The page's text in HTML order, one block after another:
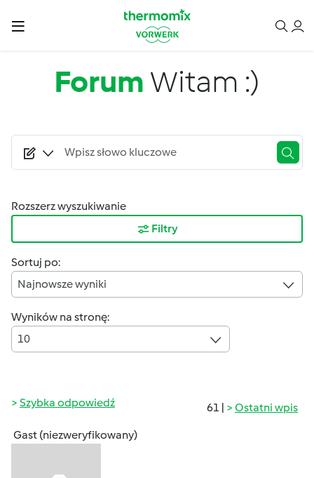
Forum Witam :)
Rozszerz wyszukiwanie
Filtry
Sortuj po:
Najnowsze wyniki
Wyników na stronę:
10
61 | Ostatni wpis
Szybka odpowiedź
Gast (niezweryfikowany)